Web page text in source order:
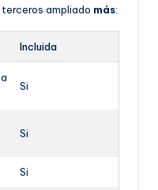
ampliado más:
Incluida
Si
Si
Si